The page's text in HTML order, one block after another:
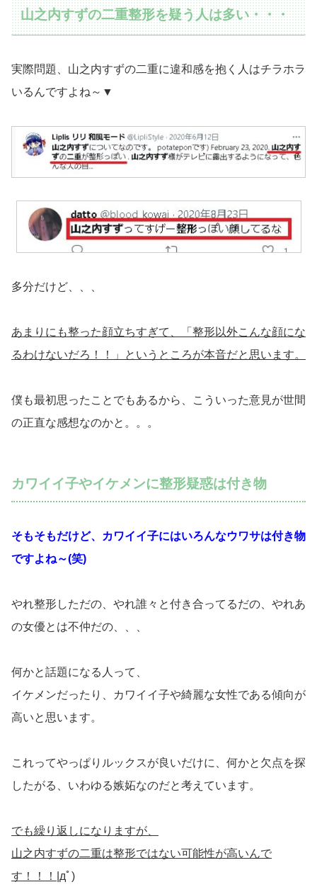
山之内すずの二重整形を疑う人は多い・・・
実際問題、山之内すずの二重に違和感を抱く人はチラホラ
いるんですよね～▼
多分だけど、、、
あまりにも整った顔立ちすぎて、「整形以外こんな顔にな
るわけないだろ！！」というところが本音だと思います。
僕も最初思ったことでもあるから、こういった意見が世間
の正直な感想なのかと。。。
カワイイ子やイケメンに整形疑惑は付き物
そもそもだけど、カワイイ子にはいろんなウワサは付き物
ですよね～(笑)
やれ整形しただの、やれ誰々と付き合ってるだの、やれあ
の女優とは不仲だの、、、
何かと話題になる人って、
イケメンだったり、カワイイ子や綺麗な女性である傾向が
高いと思います。
これってやっぱりルックスが良いだけに、何かと欠点を探
したがる、いわゆる嫉妬なのだと考えています。
でも繰り返しになりますが、
山之内すずの二重は整形ではない可能性が高いんで
す！！！
|дﾟ)